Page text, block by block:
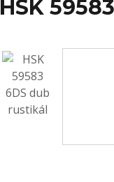
HSK